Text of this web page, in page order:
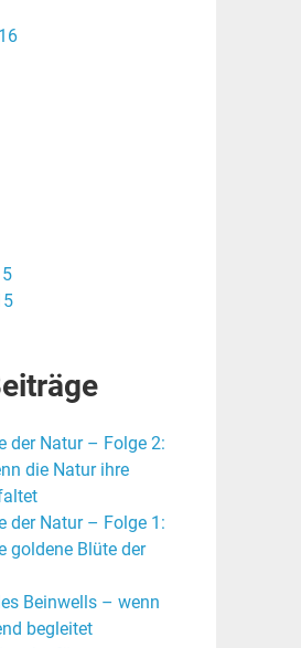
der Natur – Folge 2:
die Natur ihre
der Natur – Folge 1:
goldene Blüte der
Beinwells – wenn
begleitet